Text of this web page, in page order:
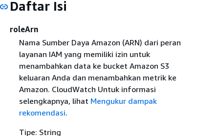
Daftar Isi
roleArn
Nama Sumber Daya Amazon (ARN) dari peran
layanan IAM yang memiliki izin untuk
menambahkan data ke bucket Amazon S3
keluaran Anda dan menambahkan metrik ke
Amazon. CloudWatch Untuk informasi
selengkapnya, lihat Mengukur dampak
rekomendasi.
Tipe: String